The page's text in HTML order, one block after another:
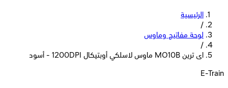
الرئيسية
/
لوحة مفاتيح وماوس
/
اى ترين MO10B ماوس لاسلكي أوبتيكال 1200DPI - أسود
E-Train